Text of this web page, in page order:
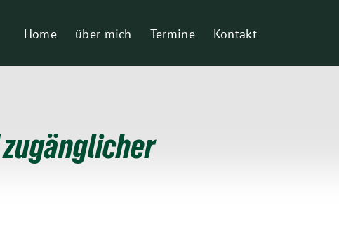
Home über mich Termine Kontakt